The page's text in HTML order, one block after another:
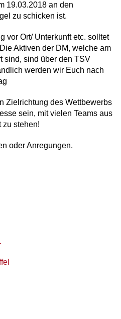
19.03.2018 an den
zu schicken ist.
vor Ort/ Unterkunft etc. solltet
Aktiven der DM, welche am
sind, sind über den TSV
werden wir Euch nach
Zielrichtung des Wettbewerbs
sein, mit vielen Teams aus
zu stehen!
oder Anregungen.